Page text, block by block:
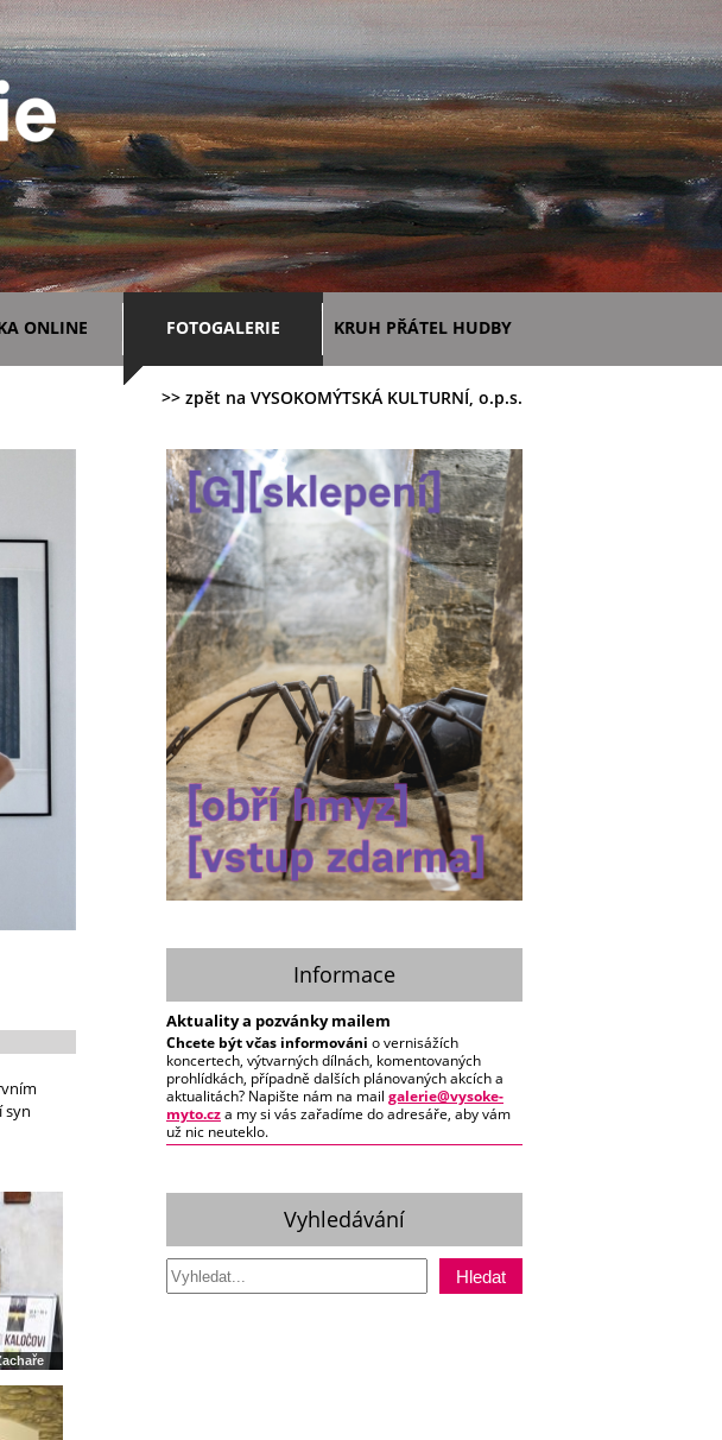
ONLINE FOTOGALERIE KRUH PŘÁTEL HUDBY
>> zpět na VYSOKOMÝTSKÁ KULTURNÍ, o.p.s.
syn
Informace
Aktuality a pozvánky mailem
Chcete být včas informováni o vernisážích
koncertech, výtvarných dílnách, komentovaných
prohlídkách, případně dalších plánovaných akcích a
aktualitách? Napište nám na mail galerie@vysoke-
myto.cza my si vás zařadíme do adresáře, aby vám
už nic neuteklo.
Vyhledávání
Hledat